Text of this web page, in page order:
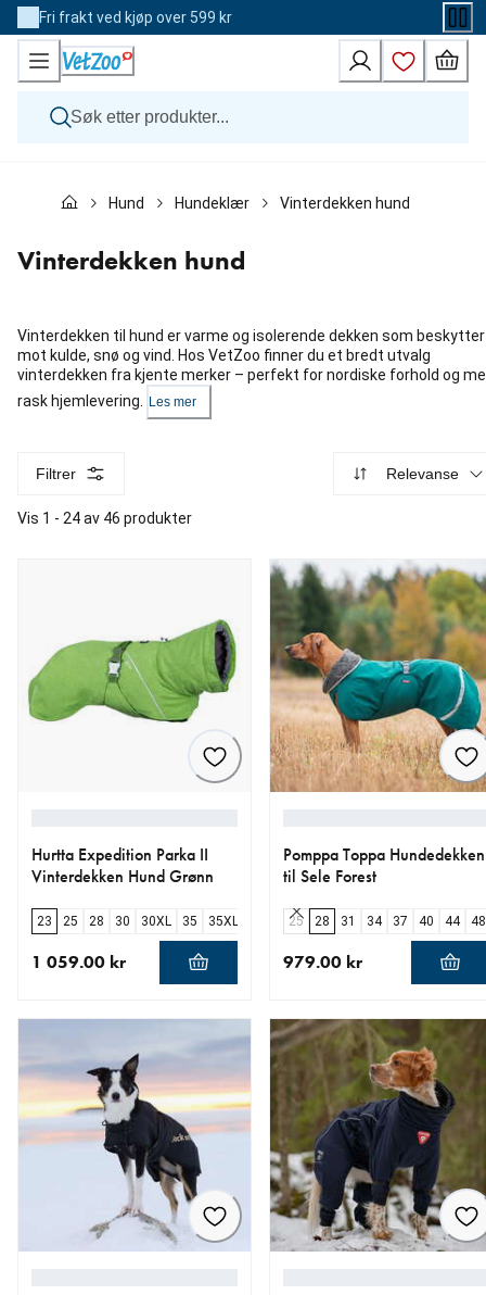
Skip
to
Content
Fri frakt ved kjøp over 599 kr
Katt
Andre dyr
Merker
Hund Hundeklær Vinterdekken hund
Vinterdekken hund
Vinterdekken til hund er varme og isolerende dekken som beskytter
mot kulde, snø og vind. Hos VetZoo finner du et bredt utvalg
vinterdekken fra kjente merker – perfekt for nordiske forhold og
rask hjemlevering.
Les mer
Filtrer Relevanse
Vis 1 - 24 av 46 produkter
Hurtta Expedition Parka II
Vinterdekken Hund Grønn
23 25 28 30 30XL 35 35XL 40 45XS 45 50 55 60 65
1 059.00 kr
Pomppa Toppa Hundedekken
til Sele Forest
25 28 31 34 37 40 44 48
979.00 kr